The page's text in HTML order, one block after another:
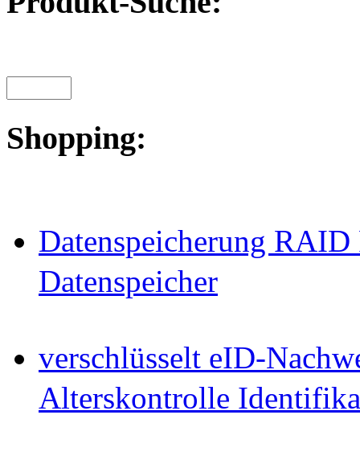
Shopping:
Datenspeicherung
Datenspeicher
verschlüsselt eID-
Alterskontrolle